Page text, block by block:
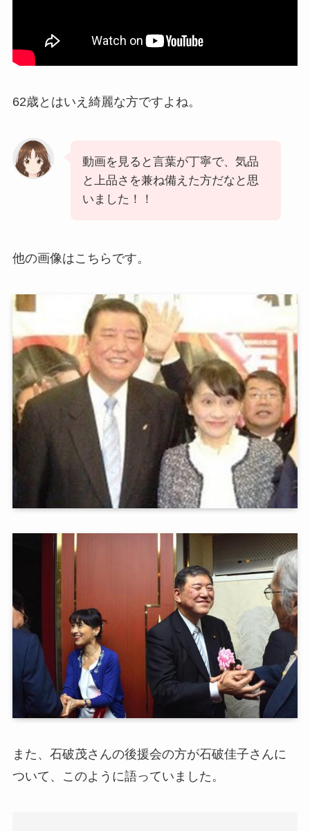
62歳とはいえ綺麗な方ですよね。
動画を見ると言葉が丁寧で、気品
と上品さを兼ね備えた方だなと思
いました！！
他の画像はこちらです。
また、石破茂さんの後援会の方が石破佳子さんに
ついて、このように語っていました。